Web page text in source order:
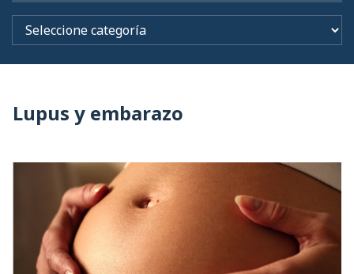
Lupus y embarazo